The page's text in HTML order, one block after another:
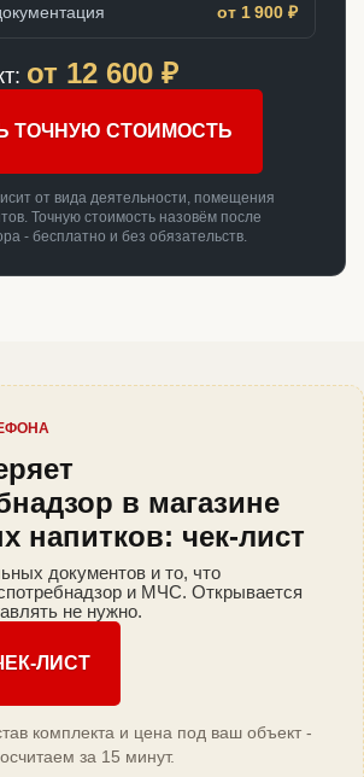
от 1 900 ₽
от 12 600 ₽
ТОЧНУЮ СТОИМОСТЬ
от вида деятельности, помещения
Точную стоимость назовём после
- бесплатно и без обязательств.
в магазине
напитков: чек-лист
документов и то, что
и МЧС. Открывается
не нужно.
ЛИСТ
комплекта и цена под ваш объект -
за 15 минут.